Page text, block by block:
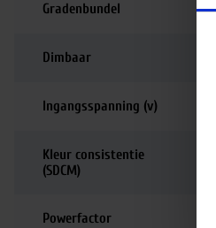
Gradenbundel
Dimbaar
Ingangsspanning (v)
Kleur consistentie
(SDCM)
Powerfactor